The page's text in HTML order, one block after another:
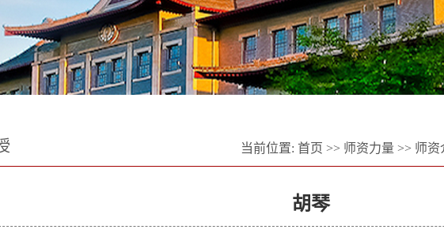
当前位置: 首页 >> 师资力量 >> 师资
胡琴